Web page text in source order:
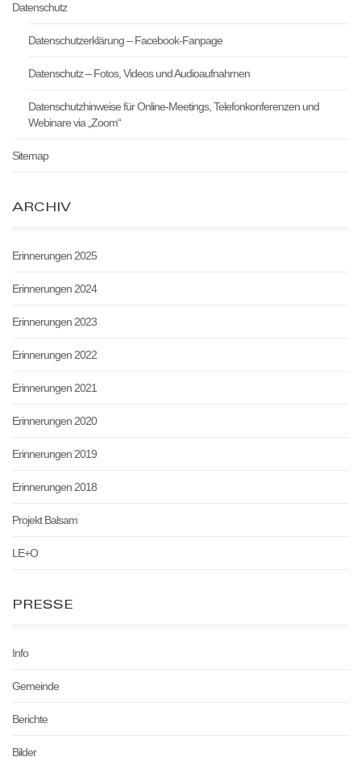
Datenschutz
Datenschutzerklärung – Facebook-Fanpage
Datenschutz – Fotos, Videos und Audioaufnahmen
Datenschutzhinweise für Online-Meetings, Telefonkonferenzen und
Webinare via „Zoom“
Sitemap
ARCHIV
Erinnerungen 2025
Erinnerungen 2024
Erinnerungen 2023
Erinnerungen 2022
Erinnerungen 2021
Erinnerungen 2020
Erinnerungen 2019
Erinnerungen 2018
Projekt Balsam
LE+O
PRESSE
Info
Gemeinde
Berichte
Bilder